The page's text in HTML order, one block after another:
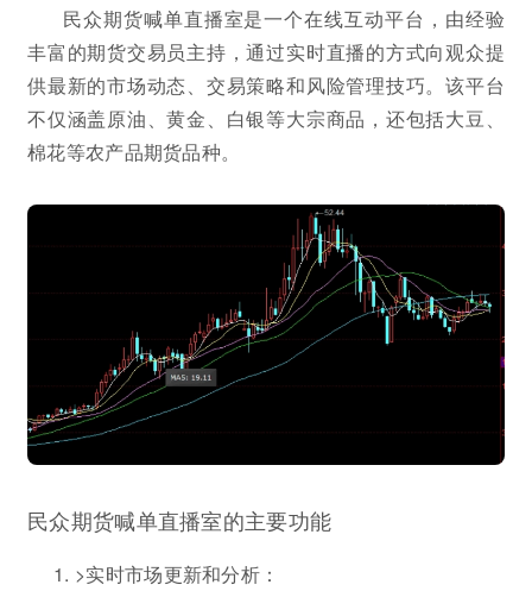
民众期货喊单直播室是一个在线互动平台，由经验
丰富的期货交易员主持，通过实时直播的方式向观众提
供最新的市场动态、交易策略和风险管理技巧。该平台
不仅涵盖原油、黄金、白银等大宗商品，还包括大豆、
棉花等农产品期货品种。
民众期货喊单直播室的主要功能
>实时市场更新和分析：